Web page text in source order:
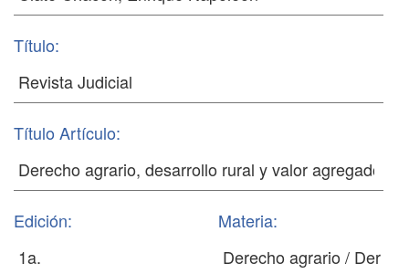
Título:
Título Artículo:
Edición: Materia: